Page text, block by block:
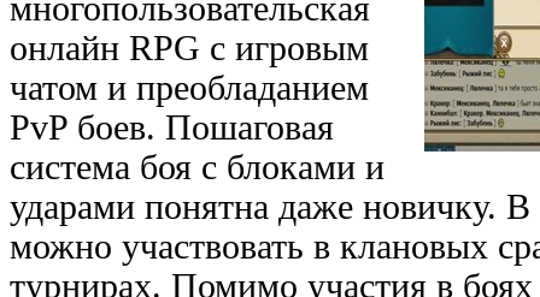
многопользовательская
онлайн RPG с игровым
чатом и преобладанием
PvP боев. Пошаговая
система боя с блоками и
ударами понятна даже новичку. В
можно участвовать в клановых
турнирах. Помимо участия в боях